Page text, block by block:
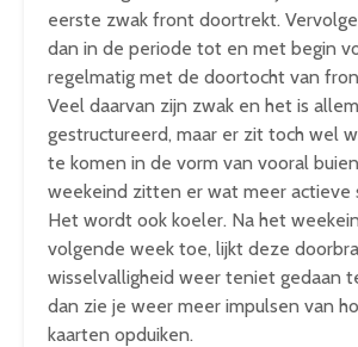
eerste zwak front doortrekt.
dan in de periode tot en met begin
regelmatig met de doortocht van
Veel daarvan zijn zwak en het is
gestructureerd, maar er zit toch wel
te komen in de vorm van vooral
weekeind zitten er wat meer actieve
Het wordt ook koeler. Na het
volgende week toe, lijkt deze
wisselvalligheid weer teniet gedaan
dan zie je weer meer impulsen van
kaarten opduiken.